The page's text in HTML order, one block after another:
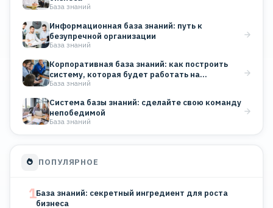
База знаний
Информационная база знаний: путь к
безупречной организации
База знаний
Корпоративная база знаний: как построить
систему, которая будет работать на…
База знаний
Система базы знаний: сделайте свою команду
непобедимой
База знаний
ПОПУЛЯРНОЕ
1База знаний: секретный ингредиент для роста
бизнеса